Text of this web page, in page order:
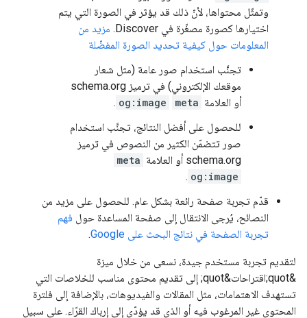
وتمثّل محتواها، لأنّ ذلك قد يؤثر في الصورة التي يتم
اختيارها كصورة مصغّرة في Discover.
مزيد من
المعلومات حول كيفية تحديد الصورة المفضّلة
تجنَّب استخدام صور عامة (مثل شعار
موقعك الإلكتروني) في ترميز schema.org
أو العلامة meta
og:image
.
للحصول على أفضل النتائج، تجنَّب استخدام
صور تتضمّن الكثير من النصوص في ترميز
schema.org أو العلامة
meta
og:image
.
قدّم تجربة صفحة رائعة بشكل عام. للحصول على مزيد من
النصائح، يُرجى الانتقال إلى صفحة المساعدة حول فهم
تجربة الصفحة في نتائج البحث على Google
.
لتقديم تجربة مستخدم جيدة، نسعى من خلال ميزة
&quot;اقتراحات&quot; إلى تقديم محتوى مناسب للخلاصات التي
تستهدف الاهتمامات، مثل المقالات والفيديوهات، بالإضافة إلى فلترة
المحتوى غير المرغوب فيه أو الذي قد يؤدّي إلى إرباك القرّاء. على سبيل